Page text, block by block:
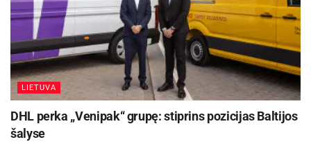
LIETUVA
DHL perka „Venipak“ grupę: stiprins pozicijas Baltijos
šalyse